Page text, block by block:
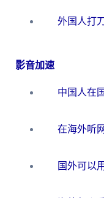
影音加速